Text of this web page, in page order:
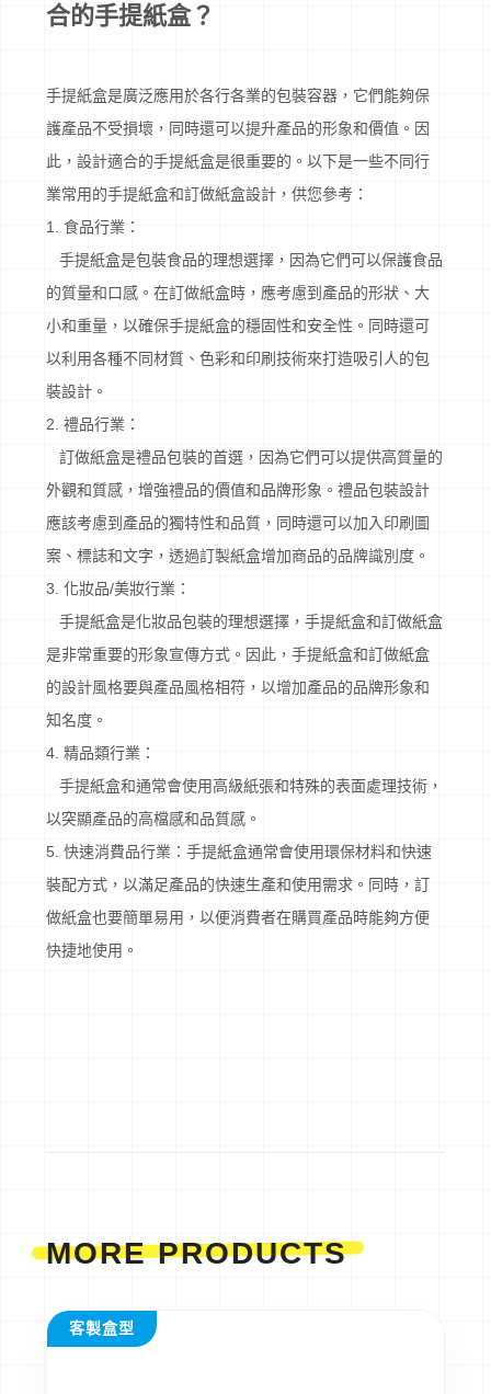
合的手提紙盒？
手提紙盒是廣泛應用於各行各業的包裝容器，它們能夠保
護產品不受損壞，同時還可以提升產品的形象和價值。因
此，設計適合的手提紙盒是很重要的。以下是一些不同行
業常用的手提紙盒和訂做紙盒設計，供您參考：
1. 食品行業：
手提紙盒是包裝食品的理想選擇，因為它們可以保護食品
的質量和口感。在訂做紙盒時，應考慮到產品的形狀、大
小和重量，以確保手提紙盒的穩固性和安全性。同時還可
以利用各種不同材質、色彩和印刷技術來打造吸引人的包
裝設計。
2. 禮品行業：
訂做紙盒是禮品包裝的首選，因為它們可以提供高質量的
外觀和質感，增強禮品的價值和品牌形象。禮品包裝設計
應該考慮到產品的獨特性和品質，同時還可以加入印刷圖
案、標誌和文字，透過訂製紙盒增加商品的品牌識別度。
3. 化妝品/美妝行業：
手提紙盒是化妝品包裝的理想選擇，手提紙盒和訂做紙盒
是非常重要的形象宣傳方式。因此，手提紙盒和訂做紙盒
的設計風格要與產品風格相符，以增加產品的品牌形象和
知名度。
4. 精品類行業：
手提紙盒和通常會使用高級紙張和特殊的表面處理技術，
以突顯產品的高檔感和品質感。
5. 快速消費品行業：手提紙盒通常會使用環保材料和快速
裝配方式，以滿足產品的快速生產和使用需求。同時，訂
做紙盒也要簡單易用，以便消費者在購買產品時能夠方便
快捷地使用。
MORE PRODUCTS
客製盒型